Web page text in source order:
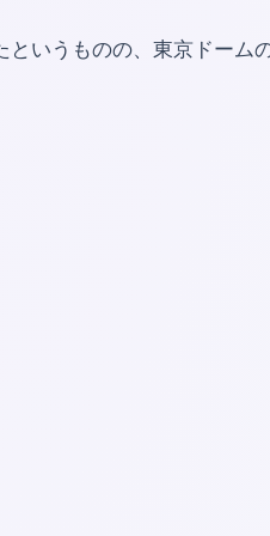
というものの、東京ドーム